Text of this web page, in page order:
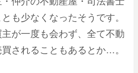
も少なくなったそうです。
が一度も会わず、全て不動
されることもあるとか…。